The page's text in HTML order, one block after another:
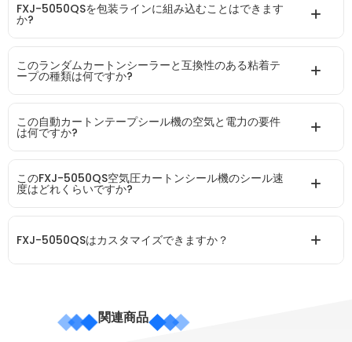
FXJ-5050QSを包装ラインに組み込むことはできます
か?
このランダムカートンシーラーと互換性のある粘着テ
ープの種類は何ですか?
この自動カートンテープシール機の空気と電力の要件
は何ですか?
このFXJ-5050QS空気圧カートンシール機のシール速
度はどれくらいですか?
FXJ-5050QSはカスタマイズできますか？
関連商品